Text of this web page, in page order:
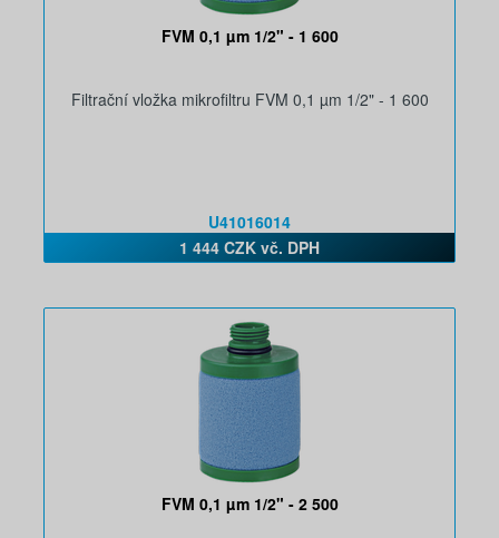
FVM 0,1 µm 1/2" - 1 600
Filtrační vložka mikrofiltru FVM 0,1 µm 1/2" - 1 600
U41016014
1 444 CZK vč. DPH
FVM 0,1 µm 1/2" - 2 500